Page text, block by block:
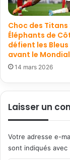
Choc des Titans
Éléphants de
défient les
avant le Mondial
14 mars 2026
Laisser un
Votre adresse e-
sont indiqués avec